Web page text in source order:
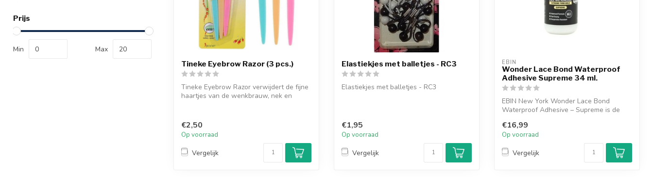
Prijs
Min Max
Tineke Eyebrow Razor (3 pcs.)
Tineke Eyebrow Razor verwijdert de fijne
haartjes van de wenkbrauw, nek en
€2,50
Op voorraad
Vergelijk
Elastiekjes met balletjes - RC3
Elastiekjes met balletjes - RC3
€1,95
Op voorraad
Vergelijk
EBIN
Wonder Lace Bond Waterproof
Adhesive Supreme 34 ml.
EBIN New York Wonder Lace Bond
Waterproof Adhesive – Supreme is de
€16,99
Op voorraad
Vergelijk